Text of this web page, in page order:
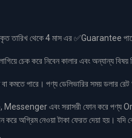
থেকে 4 মাস এর ✅Guarantee
চেক করে নিবেন কালার এবং অন্যান্য
পারে। পণ্য ডেলিভারির সময় ডলার রেট
এবং সরাসরী ফোন করে পণ্য
করে অগ্রিম নেওয়া টাকা ফেরত দেয়া হয়।